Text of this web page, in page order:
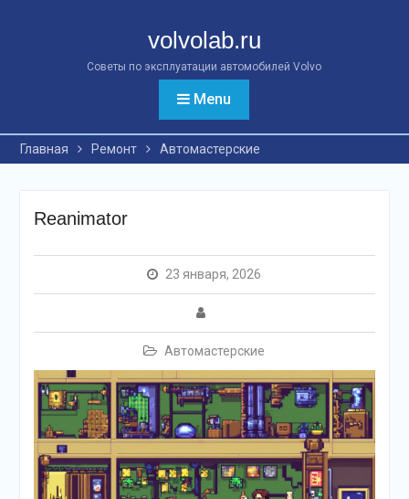
volvolab.ru
Советы по эксплуатации автомобилей Volvo
Menu
Главная Ремонт Автомастерские
Reanimator
23 января, 2026
Автомастерские